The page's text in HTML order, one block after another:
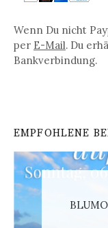
Wenn Du nicht
per E-Mail. Du
Bankverbindung.
EMPFOHLENE